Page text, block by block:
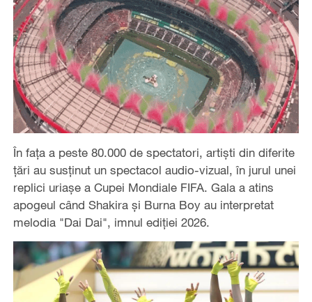
În fața a peste 80.000 de spectatori, artiști din diferite
țări au susținut un spectacol audio-vizual, în jurul unei
replici uriașe a Cupei Mondiale FIFA. Gala a atins
apogeul când Shakira şi Burna Boy au interpretat
melodia "Dai Dai", imnul ediției 2026.